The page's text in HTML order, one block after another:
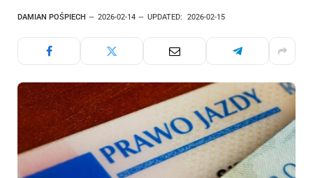
DAMIAN POŚPIECH 2026-02-14 UPDATED: 2026-02-15